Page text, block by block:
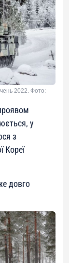
2022. Фото:
у
з
Кореї
довго